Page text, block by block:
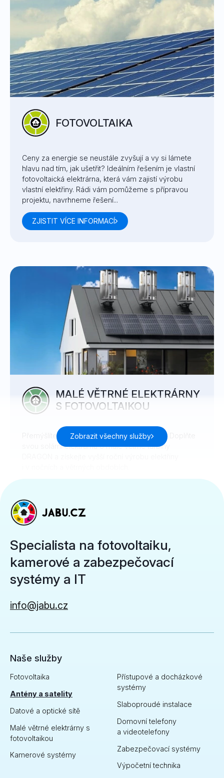
FOTOVOLTAIKA
Ceny za energie se neustále zvyšují a vy si lámete
hlavu nad tím, jak ušetřit? Ideálním řešením je vlastní
fotovoltaická elektrárna, která vám zajistí výrobu
vlastní elektřiny. Rádi vám pomůžeme s přípravou
projektu, navrhneme řešení...
ZJISTIT VÍCE INFORMACÍ
MALÉ VĚTRNÉ ELEKTRÁRNY
S FOTOVOLTAIKOU
Přemýšlíte o fotovoltaice? Nebo už jí máte? Doplňte
svou solární elektrárnu o malé větrné turbíny
KAMEROVÉ SYSTÉMY
Kdo by tuto slavnou hlášku z kultovní české komedie
Jáchyme, hoď ho do stroje neznal. Nezáleží na tom,
jestli chcete mít podobně jako pan vedoucí Karfík
přehled o tom, zda vaši podřízení rozklepávají
správně nýtky nebo zda se obáváte nezvaných
hostů...
Zobrazit všechny služby
Specialista na fotovoltaiku,
kamerové a zabezpečovací
systémy a IT
info@jabu.cz
Naše služby
Fotovoltaika
Antény a satelity
Datové a optické sítě
Malé větrné elektrárny s
fotovoltaikou
Kamerové systémy
Přístupové a docházkové
systémy
Slaboproudé instalace
Domovní telefony
a videotelefony
Zabezpečovací systémy
Výpočetní technika